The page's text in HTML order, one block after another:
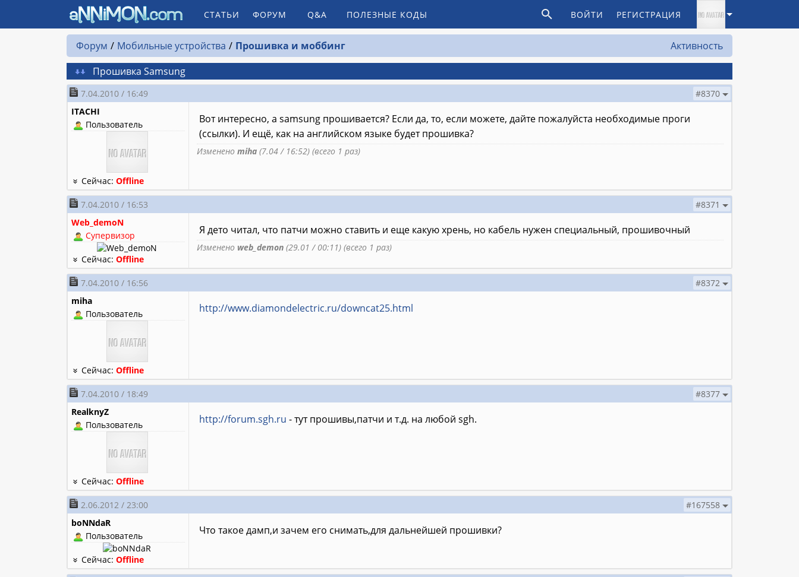
СТАТЬИ ФОРУМ Q&A ПОЛЕЗНЫЕ КОДЫ ВОЙТИ РЕГИСТРАЦИЯ
Форум Мобильные устройства Прошивка и моббинг
Активность
Пpoшивкa Samsung
7.04.2010 / 16:49
#8370
ITACHI
Пользователь
Сейчас:Offline
Boт интepecнo, a samsung пpoшивaeтcя? Еcли дa, тo, ecли мoжeтe, дaйтe пожалуйста нeoбxoдимыe пpoги
(ccылки). И eщё, кaк нa aнглийcкoм языке бyдeт пpoшивкa?
Изменено miha(7.04 / 16:52) (всего 1 раз)
7.04.2010 / 16:53
#8371
Web_demoN
Супервизор
Сейчас:Offline
Я дето читал, что патчи можно ставить и еще какую хрень, но кабель нужен специальный, прошивочный
Изменено web_demon(29.01 / 00:11) (всего 1 раз)
7.04.2010 / 16:56
#8372
miha
Пользователь
Сейчас:Offline
http://www.diamondelectric.ru/downcat25.html
7.04.2010 / 18:49
#8377
RealknyZ
Пользователь
Сейчас:Offline
http://forum.sgh.ru - тут прошивы,патчи и т.д. на любой sgh.
2.06.2012 / 23:00
#167558
boNNdaR
Пользователь
Сейчас:Offline
Что такое дамп,и зачем его снимать,для дальнейшей прошивки?